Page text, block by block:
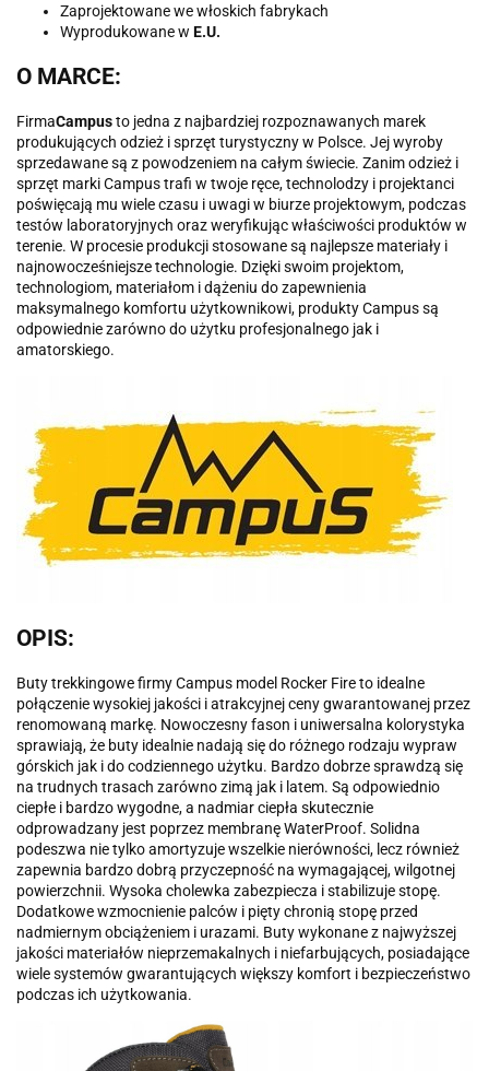
Zaprojektowane we włoskich fabrykach
Wyprodukowane w E.U.
O MARCE:
FirmaCampusto jedna z najbardziej rozpoznawanych marek
produkujących odzież i sprzęt turystyczny w Polsce. Jej wyroby
sprzedawane są z powodzeniem na całym świecie. Zanim odzież i
sprzęt marki Campus trafi w twoje ręce, technolodzy i projektanci
poświęcają mu wiele czasu i uwagi w biurze projektowym, podczas
testów laboratoryjnych oraz weryfikując właściwości produktów w
terenie. W procesie produkcji stosowane są najlepsze materiały i
najnowocześniejsze technologie. Dzięki swoim projektom,
technologiom, materiałom i dążeniu do zapewnienia
maksymalnego komfortu użytkownikowi, produkty Campus są
odpowiednie zarówno do użytku profesjonalnego jak i
amatorskiego.
OPIS:
Buty trekkingowe firmy Campus model Rocker Fire to idealne
połączenie wysokiej jakości i atrakcyjnej ceny gwarantowanej przez
renomowaną markę. Nowoczesny fason i uniwersalna kolorystyka
sprawiają, że buty idealnie nadają się do różnego rodzaju wypraw
górskich jak i do codziennego użytku. Bardzo dobrze sprawdzą się
na trudnych trasach zarówno zimą jak i latem. Są odpowiednio
ciepłe i bardzo wygodne, a nadmiar ciepła skutecznie
odprowadzany jest poprzez membranę WaterProof. Solidna
podeszwa nie tylko amortyzuje wszelkie nierówności, lecz również
zapewnia bardzo dobrą przyczepność na wymagającej, wilgotnej
powierzchnii. Wysoka cholewka zabezpiecza i stabilizuje stopę.
Dodatkowe wzmocnienie palców i pięty chronią stopę przed
nadmiernym obciążeniem i urazami. Buty wykonane z najwyższej
jakości materiałów nieprzemakalnych i niefarbujących, posiadające
wiele systemów gwarantujących większy komfort i bezpieczeństwo
podczas ich użytkowania.